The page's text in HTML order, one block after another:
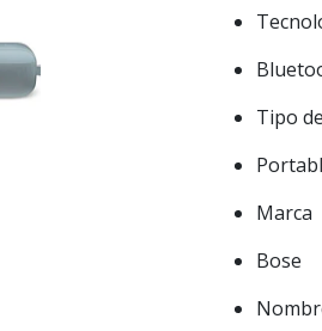
Tipo
Marca
Bose